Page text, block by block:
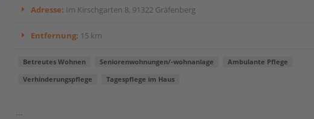
Adresse: Im Kirschgarten 8, 91322 Gräfenberg
Entfernung: 15 km
Betreutes Wohnen Seniorenwohnungen/-wohnanlage Ambulante Pflege
Verhinderungspflege Tagespflege im Haus
...